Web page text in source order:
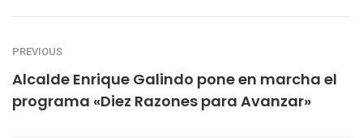
PREVIOUS
Alcalde Enrique Galindo pone en marcha el
programa «Diez Razones para Avanzar»